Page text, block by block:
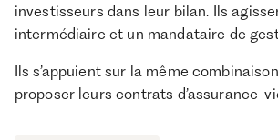
investisseurs dans leur bilan. Ils
intermédiaire et un mandataire de
Ils s’appuient sur la même
proposer leurs contrats d’assurance-